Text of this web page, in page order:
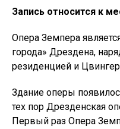
Запись относится к
Опера Земпера
города» Дрездена,
резиденцией и
Здание оперы
тех пор Дрезденская
Первый раз Опера